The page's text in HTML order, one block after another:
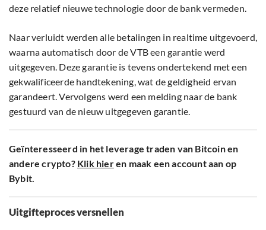
deze relatief nieuwe technologie door de bank vermeden.
Naar verluidt werden alle betalingen in realtime uitgevoerd,
waarna automatisch door de VTB een garantie werd
uitgegeven. Deze garantie is tevens ondertekend met een
gekwalificeerde handtekening, wat de geldigheid ervan
garandeert. Vervolgens werd een melding naar de bank
gestuurd van de nieuw uitgegeven garantie.
Geïnteresseerd in het leverage traden van Bitcoin en
andere crypto? Klik hieren maak een account aan op
Bybit.
Uitgifteproces versnellen